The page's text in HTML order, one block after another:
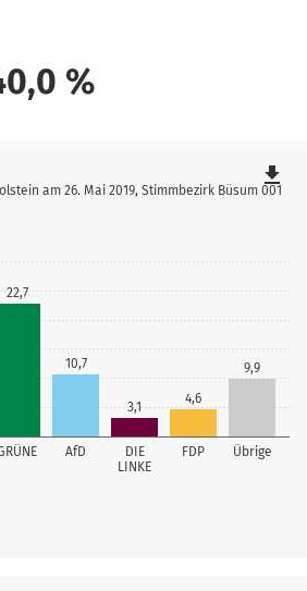
%
AfD
DIE
LINKE
FDP Übrige
22,7
10,7
3,1
4,6
9,9
am 26. Mai 2019, Stimmbezirk Büsum 001
file_download